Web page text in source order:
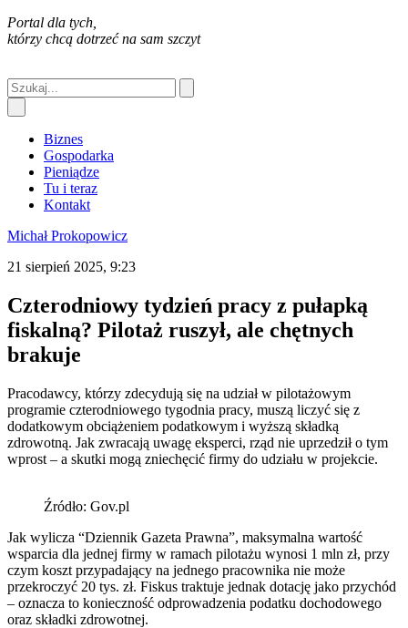
Portal dla tych,
którzy chcą dotrzeć na sam szczyt
Biznes
Gospodarka
Pieniądze
Tu i teraz
Kontakt
Michał Prokopowicz
21 sierpień 2025, 9:23
Czterodniowy tydzień pracy z pułapką
fiskalną? Pilotaż ruszył, ale chętnych
brakuje
Pracodawcy, którzy zdecydują się na udział w pilotażowym
programie czterodniowego tygodnia pracy, muszą liczyć się z
dodatkowym obciążeniem podatkowym i wyższą składką
zdrowotną. Jak zwracają uwagę eksperci, rząd nie uprzedził o tym
wprost – a skutki mogą zniechęcić firmy do udziału w projekcie.
Źródło: Gov.pl
Jak wylicza “Dziennik Gazeta Prawna”, maksymalna wartość
wsparcia dla jednej firmy w ramach pilotażu wynosi 1 mln zł, przy
czym koszt przypadający na jednego pracownika nie może
przekroczyć 20 tys. zł. Fiskus traktuje jednak dotację jako przychód
– oznacza to konieczność odprowadzenia podatku dochodowego
oraz składki zdrowotnej.